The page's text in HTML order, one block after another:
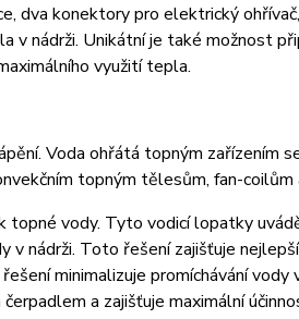
dva konektory pro elektrický
nádrži. Unikátní je také možnost
využití tepla.
Voda ohřátá topným zařízením
topným tělesům, fan-coilům
topné vody. Tyto vodicí lopatky
v nádrži. Toto řešení zajišťuje
minimalizuje promíchávání vody
a zajišťuje maximální